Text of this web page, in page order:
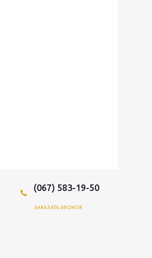
(067) 583-19-50
ЗАКАЗАТЬ ЗВОНОК